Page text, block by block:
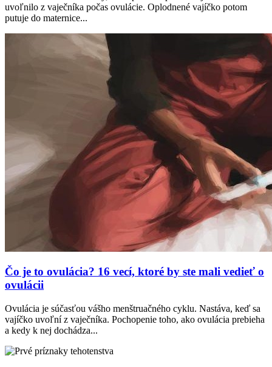
uvoľnilo z vaječníka počas ovulácie. Oplodnené vajíčko potom
putuje do maternice...
Čo je to ovulácia? 16 vecí, ktoré by ste mali vedieť o
ovulácii
Ovulácia je súčasťou vášho menštruačného cyklu. Nastáva, keď sa
vajíčko uvoľní z vaječníka. Pochopenie toho, ako ovulácia prebieha
a kedy k nej dochádza...